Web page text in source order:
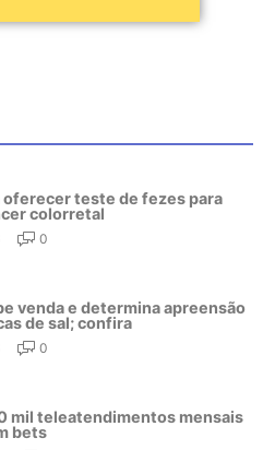
oferecer teste de fezes para
colorretal
0
venda e determina apreensão
de sal; confira
0
mil teleatendimentos mensais
bets